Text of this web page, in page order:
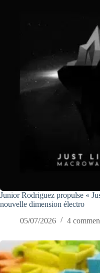
Junior Rodriguez propulse «
nouvelle dimension électro
05/07/2026
4